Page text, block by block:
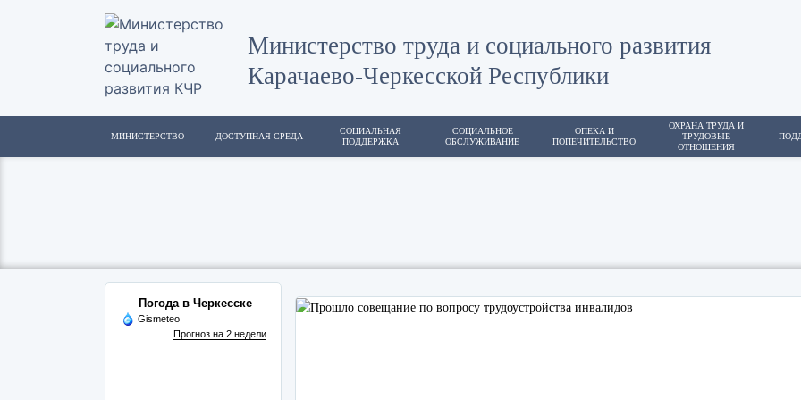
Министерство труда и социального развития
Карачаево-Черкесской Республики
МИНИСТЕРСТВО ДОСТУПНАЯ СРЕДА
СОЦИАЛЬНАЯ
ПОДДЕРЖКА
СОЦИАЛЬНОЕ
ОБСЛУЖИВАНИЕ
ОПЕКА И
ПОПЕЧИТЕЛЬСТВО
ОХРАНА ТРУДА И
ТРУДОВЫЕ
ОТНОШЕНИЯ
Погода в Черкесске
Gismeteo
Прогноз на 2 недели